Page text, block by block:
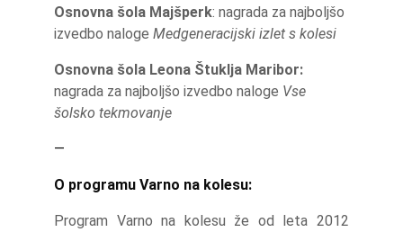
Osnovna šola Majšperk: nagrada za najboljšo
izvedbo naloge Medgeneracijski izlet s kolesi
Osnovna šola Leona Štuklja Maribor:
nagrada za najboljšo izvedbo naloge Vse
šolsko tekmovanje
—
O programu Varno na kolesu:
Program Varno na kolesu že od leta 2012